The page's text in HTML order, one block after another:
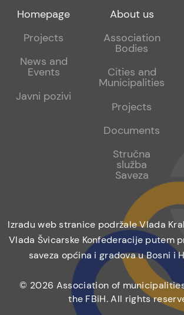
Footer
menu
Homepage
Projects
News and
Events
Javni pozivi
Footer
sub
About us
Association
Bodies
Cities and
Municipalities
Projects
Documents
Stručna
služba
Saveza
Izradu web stranice podržale Vlada
Vlada Švicarske Konfederacije putem
saveza općina i gradova u Bosni i
© 2026 Association of
the FBiH. All rights